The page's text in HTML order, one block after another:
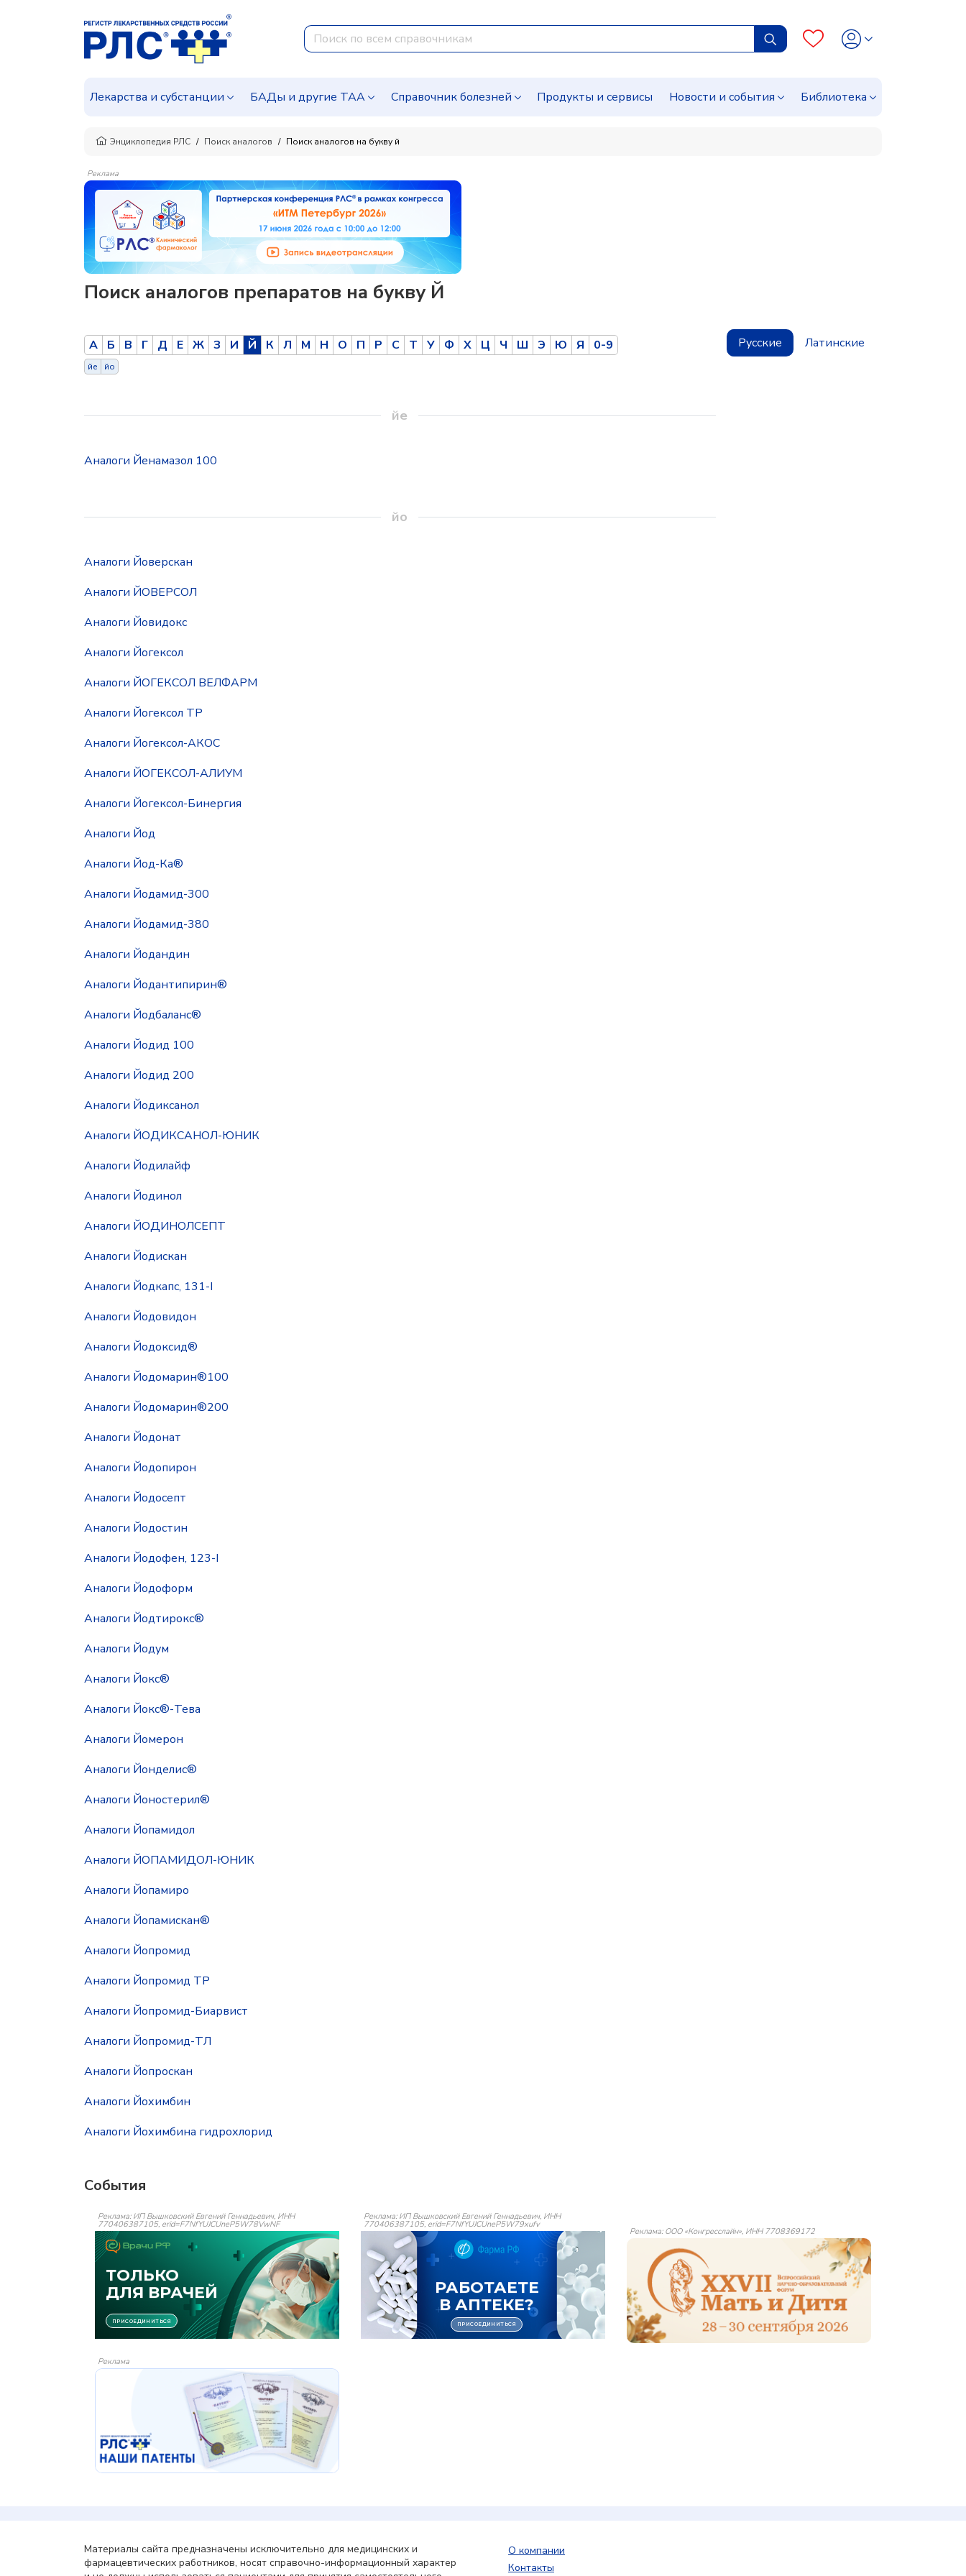
Лекарства и субстанции БАДы и другие ТАА Справочник болезней Продукты и сервисы Новости и события Библиотека
Энциклопедия РЛС Поиск аналогов Поиск аналогов на букву й
Реклама
Поиск аналогов препаратов на букву Й
Русские Латинские
А Б В Г Д Е Ж З И Й К Л М Н О П Р С Т У Ф Х Ц Ч Ш Э Ю Я 0-9
йе йо
йе
Аналоги Йенамазол 100
йо
Аналоги Йоверскан
Аналоги ЙОВЕРСОЛ
Аналоги Йовидокс
Аналоги Йогексол
Аналоги ЙОГЕКСОЛ ВЕЛФАРМ
Аналоги Йогексол ТР
Аналоги Йогексол-АКОС
Аналоги ЙОГЕКСОЛ-АЛИУМ
Аналоги Йогексол-Бинергия
Аналоги Йод
Аналоги Йод-Ка®
Аналоги Йодамид-300
Аналоги Йодамид-380
Аналоги Йодандин
Аналоги Йодантипирин®
Аналоги Йодбаланс®
Аналоги Йодид 100
Аналоги Йодид 200
Аналоги Йодиксанол
Аналоги ЙОДИКСАНОЛ-ЮНИК
Аналоги Йодилайф
Аналоги Йодинол
Аналоги ЙОДИНОЛСЕПТ
Аналоги Йодискан
Аналоги Йодкапс, 131-I
Аналоги Йодовидон
Аналоги Йодоксид®
Аналоги Йодомарин®100
Аналоги Йодомарин®200
Аналоги Йодонат
Аналоги Йодопирон
Аналоги Йодосепт
Аналоги Йодостин
Аналоги Йодофен, 123-I
Аналоги Йодоформ
Аналоги Йодтирокс®
Аналоги Йодум
Аналоги Йокс®
Аналоги Йокс®-Тева
Аналоги Йомерон
Аналоги Йонделис®
Аналоги Йоностерил®
Аналоги Йопамидол
Аналоги ЙОПАМИДОЛ-ЮНИК
Аналоги Йопамиро
Аналоги Йопамискан®
Аналоги Йопромид
Аналоги Йопромид ТР
Аналоги Йопромид-Биарвист
Аналоги Йопромид-ТЛ
Аналоги Йопроскан
Аналоги Йохимбин
Аналоги Йохимбина гидрохлорид
События
Реклама: ИП Вышковский Евгений Геннадьевич, ИНН
770406387105, erid=F7NfYUJCUneP5W78VwNF
Реклама: ИП Вышковский Евгений Геннадьевич, ИНН
770406387105, erid=F7NfYUJCUneP5W79xufv
Реклама: ООО «Конгресслайн», ИНН 7708369172
Реклама
Материалы сайта предназначены исключительно для медицинских и
фармацевтических работников, носят справочно-информационный характер
О компании
Контакты